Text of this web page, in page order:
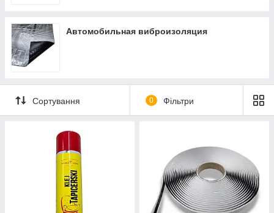
Автомобильная виброизоляция
Сортування 0 Фільтри